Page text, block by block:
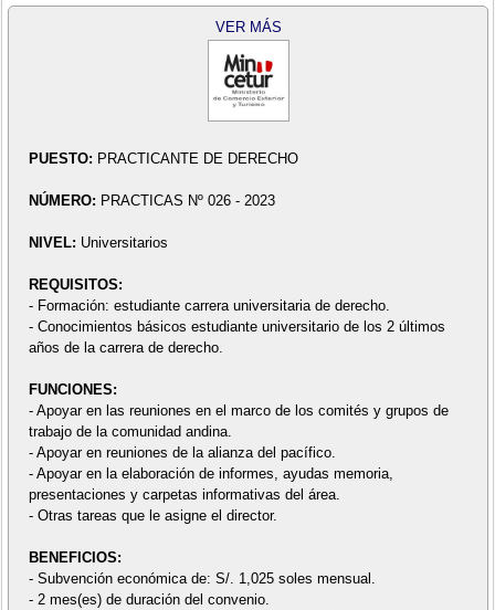
VER MÁS
PUESTO: PRACTICANTE DE DERECHO
NÚMERO: PRACTICAS Nº 026 - 2023
NIVEL: Universitarios
REQUISITOS:
- Formación: estudiante carrera universitaria de derecho.
- Conocimientos básicos estudiante universitario de los 2 últimos
años de la carrera de derecho.
FUNCIONES:
- Apoyar en las reuniones en el marco de los comités y grupos de
trabajo de la comunidad andina.
- Apoyar en reuniones de la alianza del pacífico.
- Apoyar en la elaboración de informes, ayudas memoria,
presentaciones y carpetas informativas del área.
- Otras tareas que le asigne el director.
BENEFICIOS:
- Subvención económica de: S/. 1,025 soles mensual.
- 2 mes(es) de duración del convenio.